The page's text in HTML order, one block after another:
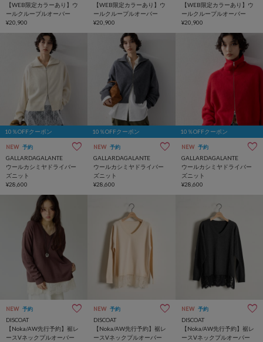
【WEB限定カラーあり】ウ
ールクループルオーバー
¥20,900
【WEB限定カラーあり】ウ
ールクループルオーバー
¥20,900
【WEB限定カラーあり】ウ
ールクループルオーバー
¥20,900
10％OFFクーポン
NEW 予約
GALLARDAGALANTE
ウールカシミヤドライバー
ズニット
¥28,600
10％OFFクーポン
NEW 予約
GALLARDAGALANTE
ウールカシミヤドライバー
ズニット
¥28,600
10％OFFクーポン
NEW 予約
GALLARDAGALANTE
ウールカシミヤドライバー
ズニット
¥28,600
NEW 予約
DISCOAT
【Noka/AW先行予約】裾レ
ースVネックプルオーバー
NEW 予約
DISCOAT
【Noka/AW先行予約】裾レ
ースVネックプルオーバー
NEW 予約
DISCOAT
【Noka/AW先行予約】裾レ
ースVネックプルオーバー